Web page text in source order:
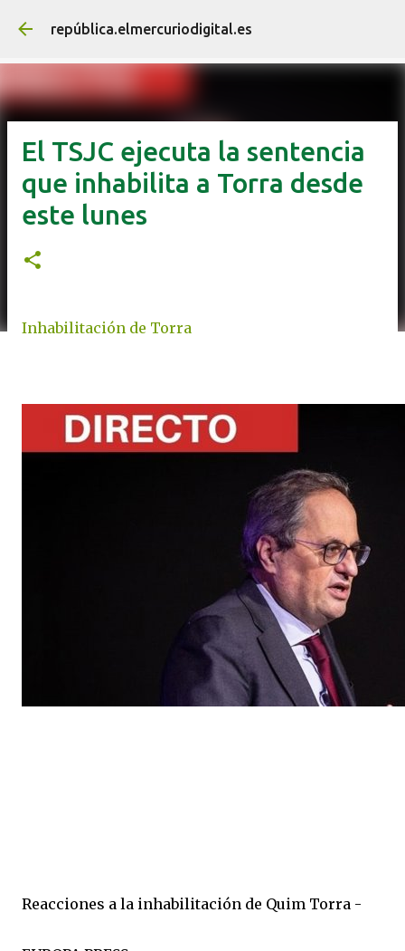
Ir al contenido principal
república.elmercuriodigital.es
El TSJC ejecuta la sentencia
que inhabilita a Torra desde
este lunes
Inhabilitación de Torra
Reacciones a la inhabilitación de Quim Torra -